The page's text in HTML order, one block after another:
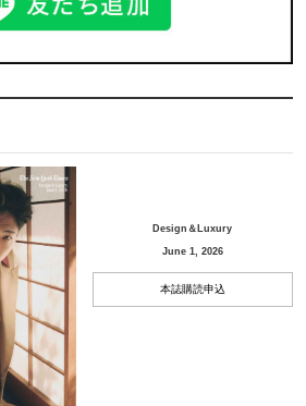
Design＆Luxury
June 1, 2026
本誌購読申込